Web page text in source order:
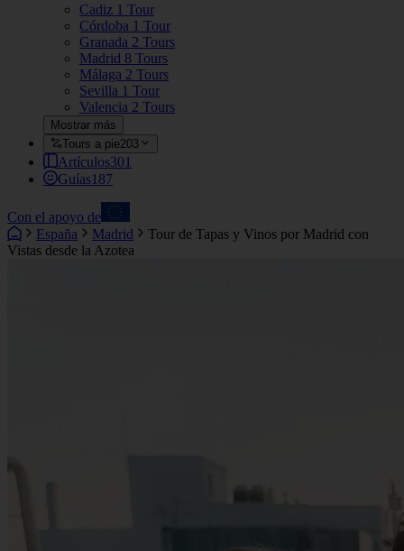
Cadiz 1 Tour
Córdoba 1 Tour
Granada 2 Tours
Madrid 8 Tours
Málaga 2 Tours
Sevilla 1 Tour
Valencia 2 Tours
Mostrar más
Tours a pie203
Artículos301
Guías187
Con el apoyo de
España
Madrid
Tour de Tapas y Vinos por Madrid con
Vistas desde la Azotea